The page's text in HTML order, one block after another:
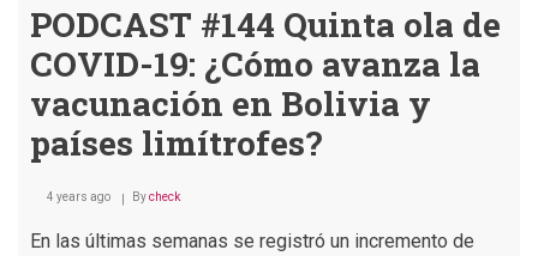
PODCAST #144 Quinta ola de
COVID-19: ¿Cómo avanza la
vacunación en Bolivia y
países limítrofes?
4 years ago Bycheck
En las últimas semanas se registró un incremento de